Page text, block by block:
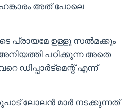
അത് പോലെ
പ്രായമേ ഉള്ളു സൽമക്കും
പഠിക്കുന്ന അതെ
ഡിപ്പാർട്മെന്റ് എന്ന്
ലോലൻ മാർ നടക്കുന്നത്